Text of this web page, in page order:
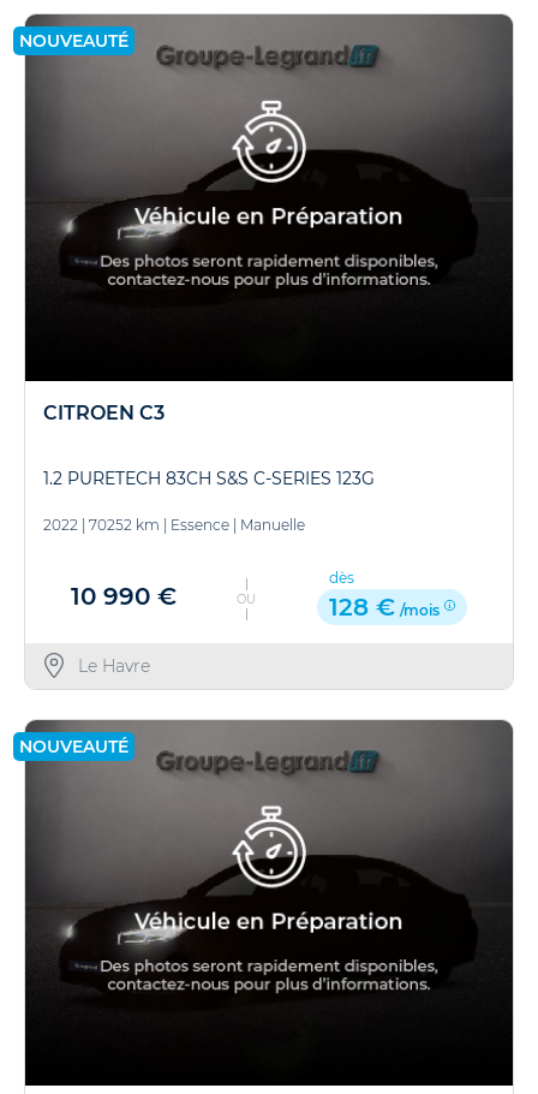
NOUVEAUTÉ
CITROEN C3
1.2 PURETECH 83CH S&S C-SERIES 123G
2022 70252 km Essence Manuelle
10 990 € OU
dès
128 € /mois
Le Havre
NOUVEAUTÉ